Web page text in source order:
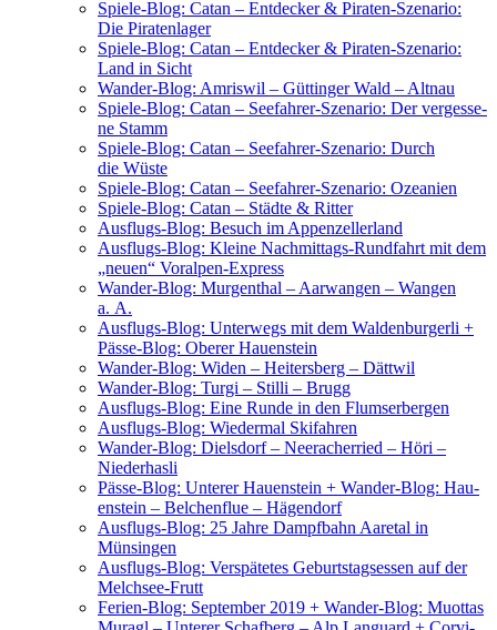
Spie­le-Blog: Catan – Ent­de­cker & Pira­ten-Sze­na­rio:
Die Piratenlager
Spie­le-Blog: Catan – Ent­de­cker & Pira­ten-Sze­na­rio:
Land in Sicht
Wan­der-Blog: Amris­wil – Güt­tin­ger Wald – Altnau
Spie­le-Blog: Catan – See­fah­rer-Sze­na­rio: Der ver­ges­se­
ne Stamm
Spie­le-Blog: Catan – See­fah­rer-Sze­na­rio: Durch
die Wüste
Spie­le-Blog: Catan – See­fah­rer-Sze­na­rio: Ozeanien
Spie­le-Blog: Catan – Städ­te & Ritter
Aus­flugs-Blog: Besuch im Appenzellerland
Aus­flugs-Blog: Klei­ne Nach­mit­tags-Rund­fahrt mit dem
„neu­en“ Voralpen-Express
Wan­der-Blog: Mur­gen­thal – Aar­wan­gen – Wan­gen
a. A.
Aus­flugs-Blog: Unter­wegs mit dem Wal­den­bur­ger­li +
Päs­se-Blog: Obe­rer Hauenstein
Wan­der-Blog: Widen – Hei­ters­berg – Dättwil
Wan­der-Blog: Tur­gi – Stil­li – Brugg
Aus­flugs-Blog: Eine Run­de in den Flumserbergen
Aus­flugs-Blog: Wie­der­mal Skifahren
Wan­der-Blog: Diels­dorf – Nee­r­a­cher­ried – Höri –
Niederhasli
Päs­se-Blog: Unte­rer Hau­en­stein + Wan­der-Blog: Hau­
en­stein – Bel­chen­flue – Hägendorf
Aus­flugs-Blog: 25 Jah­re Dampf­bahn Aare­tal in
Münsingen
Aus­flugs-Blog: Ver­spä­te­tes Geburts­tags­es­sen auf der
Melchsee-Frutt
Feri­en-Blog: Sep­tem­ber 2019 + Wan­der-Blog: Muot­tas